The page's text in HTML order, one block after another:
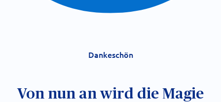
Dankeschön
Von nun an wird die Magie